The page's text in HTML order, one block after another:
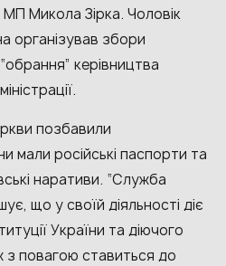
МП Микола Зірка. Чоловік
організував збори
керівництва
позбавили
мали російські паспорти та
наративи. “Служба
що у своїй діяльності діє
України та діючого
з повагою ставиться до